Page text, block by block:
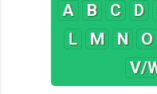
A B C D
L
M N O
V/